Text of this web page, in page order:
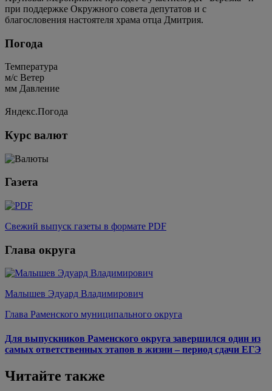
при поддержке Окружного совета депутатов и с
благословения настоятеля храма отца Дмитрия.
Погода
Температура
м/c Ветер
мм Давление
Яндекс.Погода
Курс валют
Газета
Свежий выпуск газеты в формате PDF
Глава округа
Малышев Эдуард Владимирович
Глава Раменского муниципального округа
Для выпускников Раменского округа завершился один из
самых ответственных этапов в жизни – период сдачи ЕГЭ
Читайте также